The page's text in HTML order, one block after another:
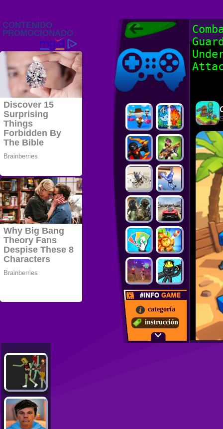
Juegos Friv
2022, Juegos
2022
Juegos Friv
categoría
instrucción